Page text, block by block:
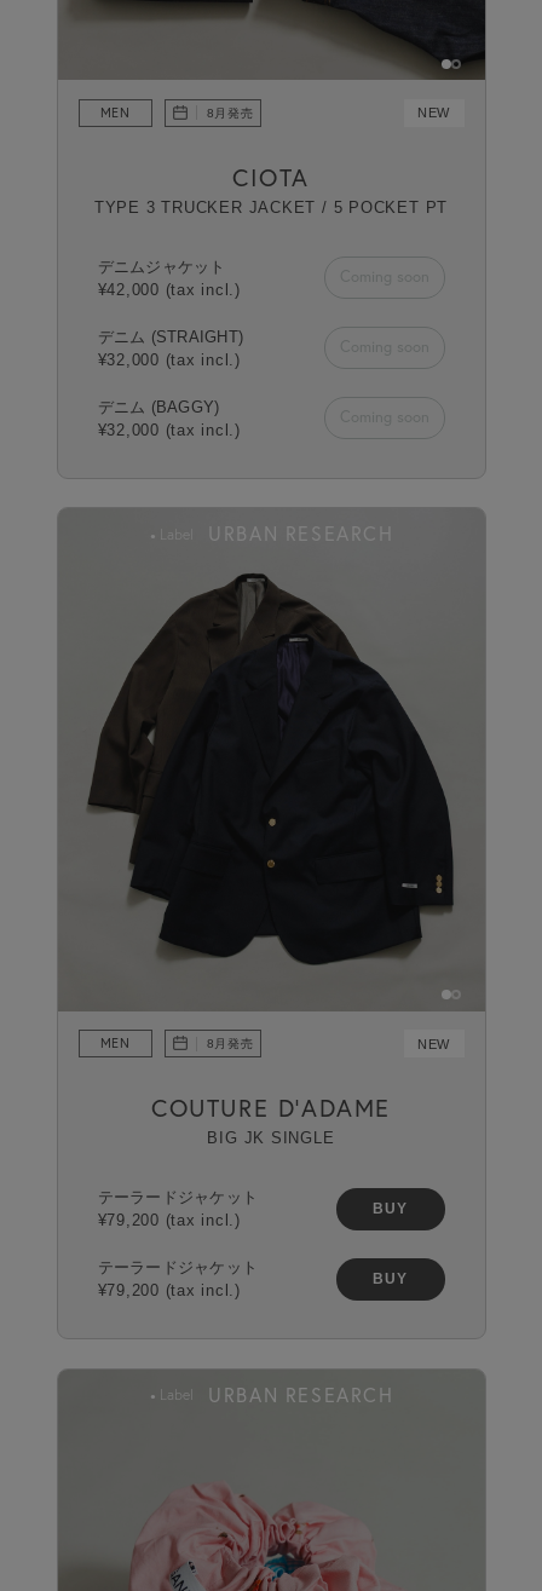
MEN 8月発売 NEW
CIOTA
TYPE 3 TRUCKER JACKET / 5 POCKET PT
デニムジャケット
¥42,000 (tax incl.)
Coming soon
デニム (STRAIGHT)
¥32,000 (tax incl.)
Coming soon
デニム (BAGGY)
¥32,000 (tax incl.)
Coming soon
Label URBAN RESEARCH
MEN 8月発売 NEW
COUTURE D’ADAME
BIG JK SINGLE
テーラードジャケット
¥79,200 (tax incl.)
BUY
テーラードジャケット
¥79,200 (tax incl.)
BUY
Label URBAN RESEARCH